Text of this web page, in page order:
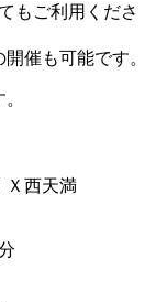
もご利用くださ
催も可能です。
Ｘ西天満